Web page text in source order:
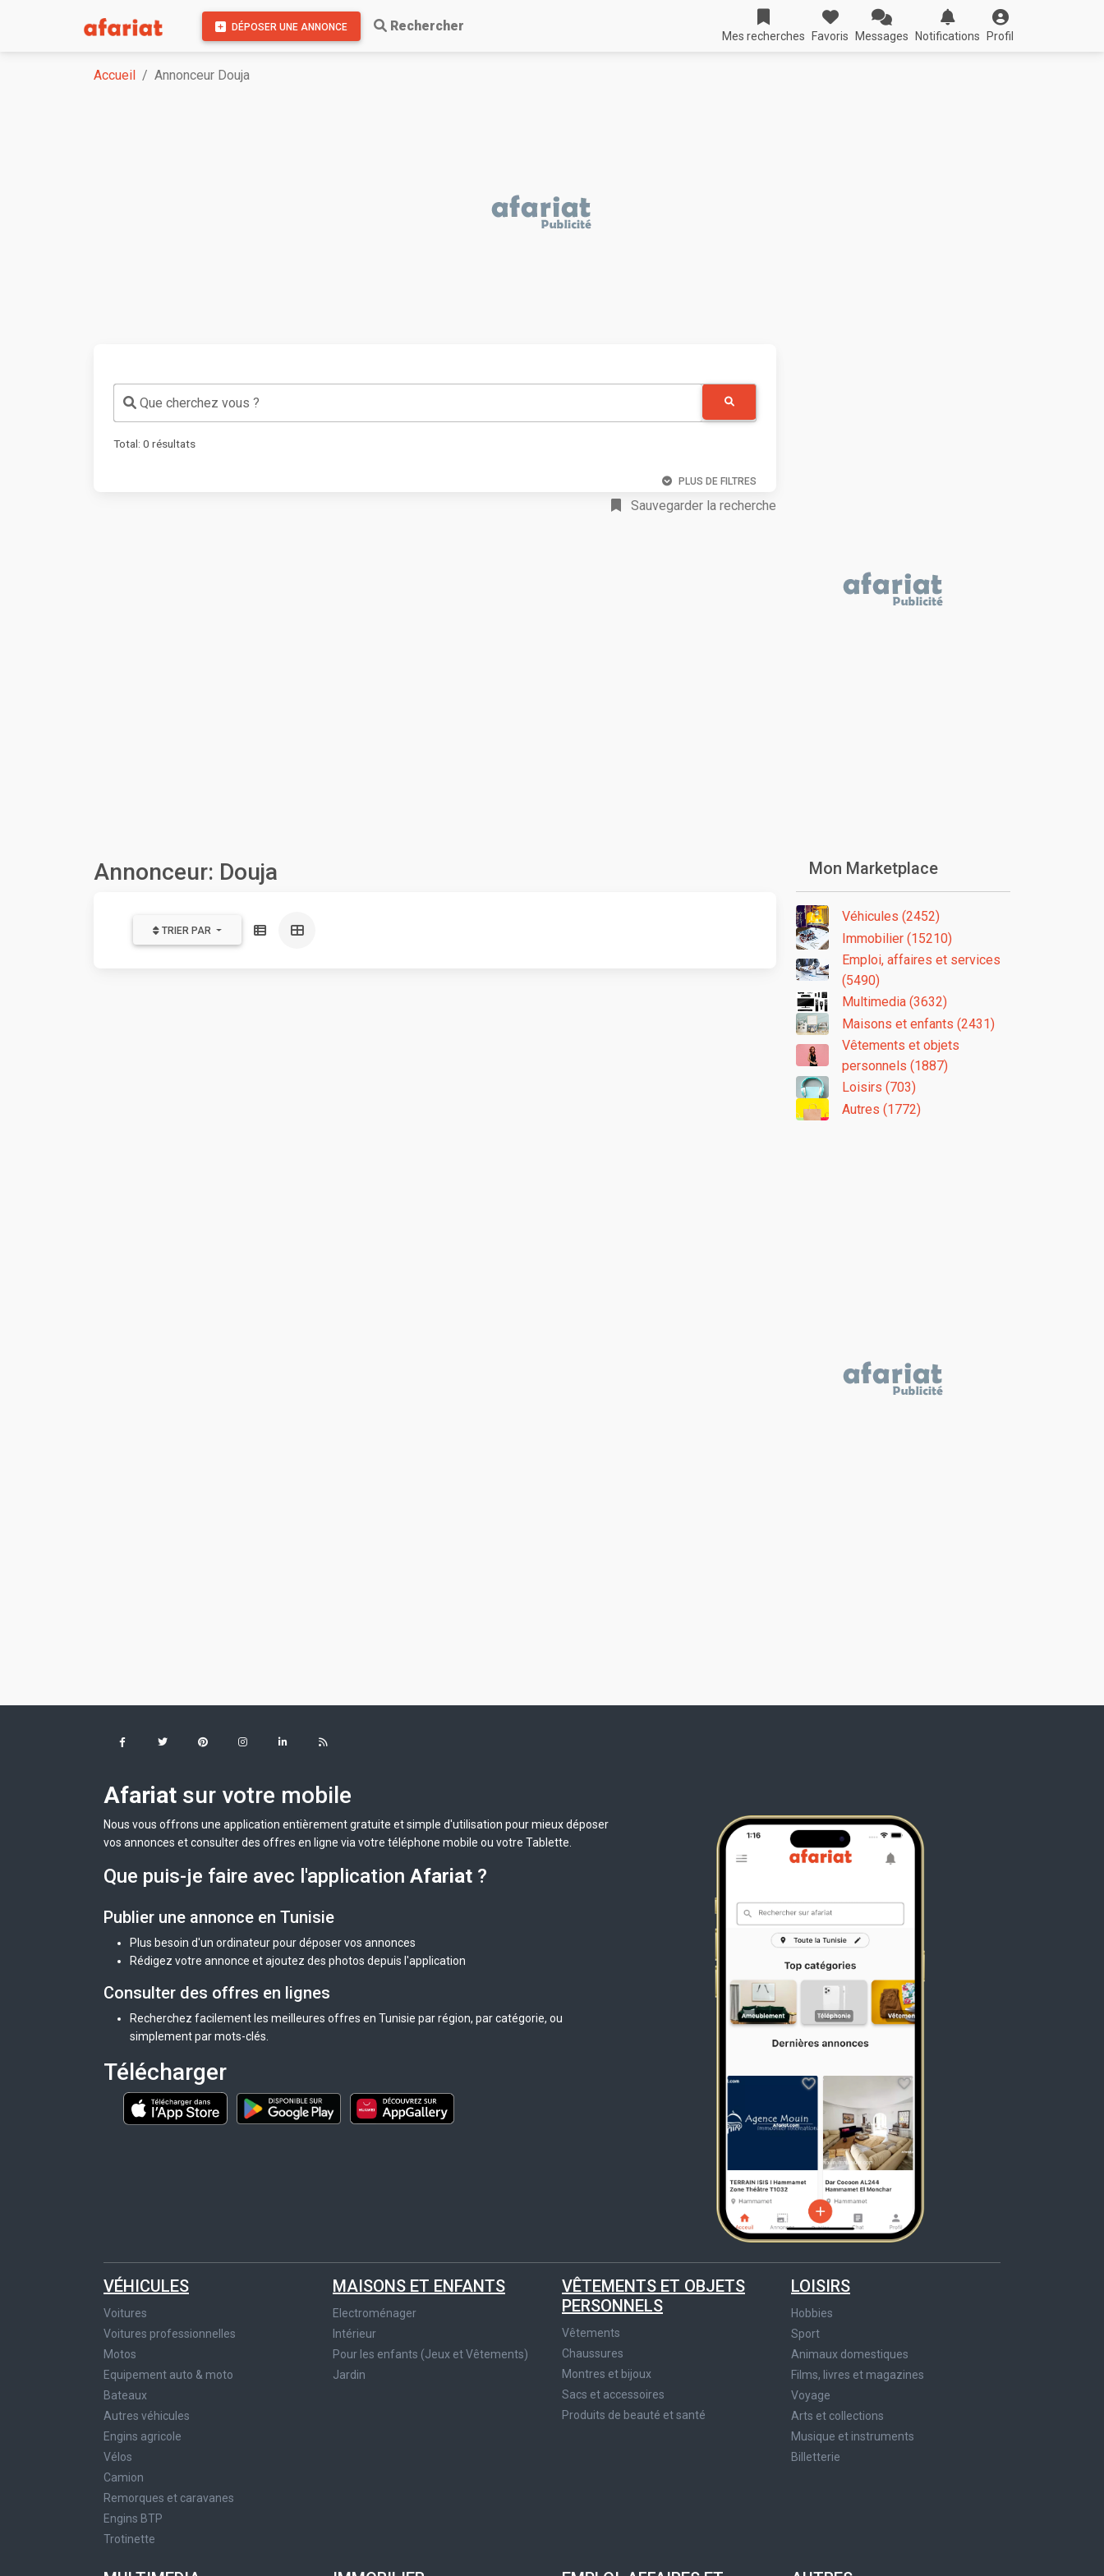
DÉPOSER UNE ANNONCE Rechercher
Mes recherches Favoris Messages Notifications Profil
Accueil Annonceur Douja
Que cherchez vous ?
Total: 0 résultats
PLUS DE FILTRES
Sauvegarder la recherche
Annonceur: Douja
TRIER PAR
Mon Marketplace
Véhicules (2452)
Immobilier (15210)
Emploi, affaires et services
(5490)
Multimedia (3632)
Maisons et enfants (2431)
Vêtements et objets
personnels (1887)
Loisirs (703)
Autres (1772)
Afariat sur votre mobile
Nous vous offrons une application entièrement gratuite et simple d'utilisation pour mieux déposer
vos annonces et consulter des offres en ligne via votre téléphone mobile ou votre Tablette.
Que puis-je faire avec l'application Afariat ?
Publier une annonce en Tunisie
Plus besoin d'un ordinateur pour déposer vos annonces
Rédigez votre annonce et ajoutez des photos depuis l'application
Consulter des offres en lignes
Recherchez facilement les meilleures offres en Tunisie par région, par catégorie, ou
simplement par mots-clés.
Télécharger
VÉHICULES
Voitures
Voitures professionnelles
Motos
Equipement auto & moto
Bateaux
Autres véhicules
Engins agricole
Vélos
Camion
Remorques et caravanes
Engins BTP
Trotinette
MAISONS ET ENFANTS
Electroménager
Intérieur
Pour les enfants (Jeux et Vêtements)
Jardin
VÊTEMENTS ET OBJETS
PERSONNELS
Vêtements
Chaussures
Montres et bijoux
Sacs et accessoires
Produits de beauté et santé
LOISIRS
Hobbies
Sport
Animaux domestiques
Films, livres et magazines
Voyage
Arts et collections
Musique et instruments
Billetterie